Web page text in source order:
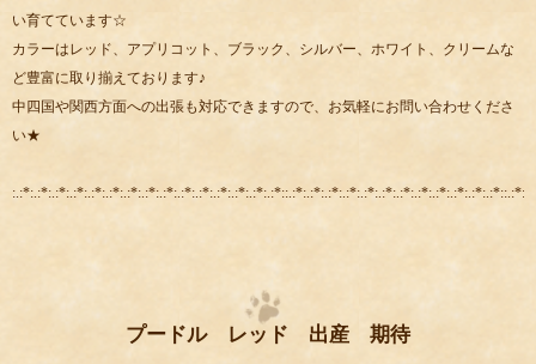
い育てています☆
カラーはレッド、アプリコット、ブラック、シルバー、ホワイト、クリームな
ど豊富に取り揃えております♪
中四国や関西方面への出張も対応できますので、お気軽にお問い合わせくださ
い★
:.:*:.:*:.:*:.:*:.:*:.:*:.:*:.:*:.:*:.:*:.:*:.:*:.:*:.:*:.:*::.:*:.:*:.:*:.:*:.:*:.:*:.:*:.:*:.:*:.:*:.:*:.:*::.:*:.:
プードル レッド 出産 期待